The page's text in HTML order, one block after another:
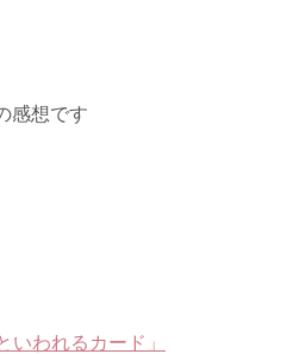
感想です
いわれるカード」